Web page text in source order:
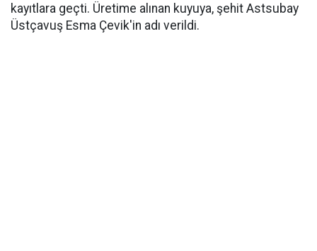
kayıtlara geçti. Üretime alınan kuyuya, şehit Astsubay
Üstçavuş Esma Çevik'in adı verildi.